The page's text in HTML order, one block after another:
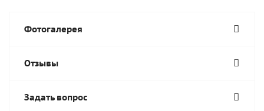
Фотогалерея
Отзывы
Задать вопрос